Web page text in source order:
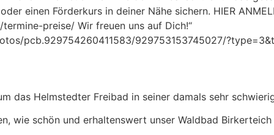
einen Förderkurs in deiner Nähe sichern. HIER
preise/ Wir freuen uns auf Dich!“
pcb.929754260411583/929753153745027/
das Helmstedter Freibad in seiner damals sehr
wie schön und erhaltenswert unser Waldbad